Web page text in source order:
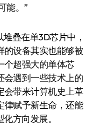
能。”
叠在单3D芯片中，
的设备其实也能够被
个超强大的单体芯
会遇到一些技术上的
会带来计算机史上革
律赋予新生命，还能
方向发展。